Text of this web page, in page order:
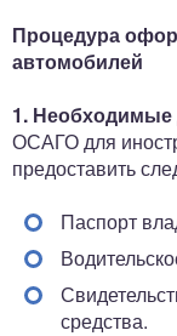
Процедура
автомобилей
1.
ОСАГО для
предоставить
Паспорт
средства.